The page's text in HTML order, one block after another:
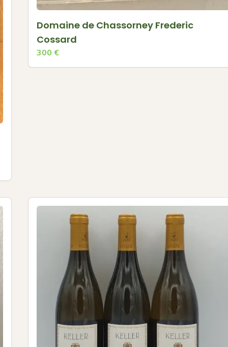
Domaine de Chassorney Frederic
Cossard
300 €